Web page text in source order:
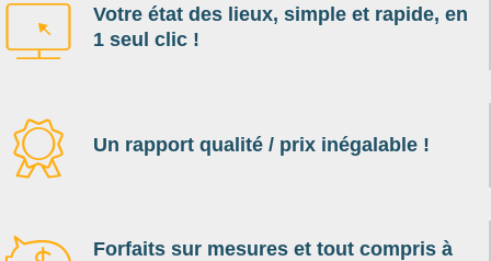
Votre état des lieux, simple et rapide, en
1 seul clic !
Un rapport qualité / prix inégalable !
Forfaits sur mesures et tout compris à